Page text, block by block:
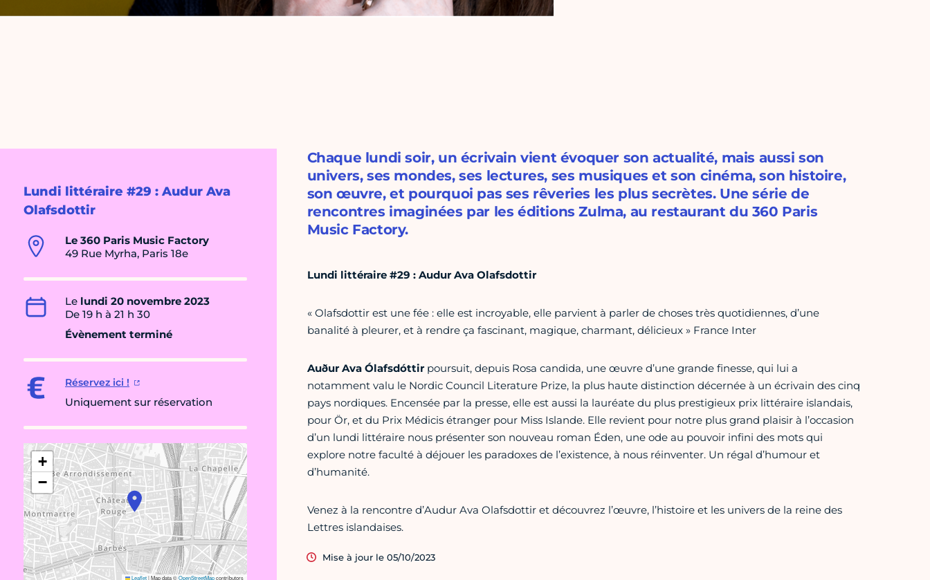
Lundi littéraire #29 : Audur Ava
Olafsdottir
Le 360 Paris Music Factory
49 Rue Myrha, Paris 18e
Le lundi 20 novembre 2023
De 19 h à 21 h 30
Évènement terminé
Réservez ici !
Uniquement sur réservation
+
−
Leaflet|Map data ©OpenStreetMapcontributors
Chaque lundi soir, un écrivain vient évoquer son actualité, mais aussi son
univers, ses mondes, ses lectures, ses musiques et son cinéma, son histoire,
son œuvre, et pourquoi pas ses rêveries les plus secrètes. Une série de
rencontres imaginées par les éditions Zulma, au restaurant du 360 Paris
Music Factory.
Lundi littéraire #29 : Audur Ava Olafsdottir
« Olafsdottir est une fée : elle est incroyable, elle parvient à parler de choses très quotidiennes, d’une
banalité à pleurer, et à rendre ça fascinant, magique, charmant, délicieux » France Inter
Auður Ava Ólafsdóttirpoursuit, depuis Rosa candida, une œuvre d’une grande finesse, qui lui a
notamment valu le Nordic Council Literature Prize, la plus haute distinction décernée à un écrivain des cinq
pays nordiques. Encensée par la presse, elle est aussi la lauréate du plus prestigieux prix littéraire islandais,
pour Ör, et du Prix Médicis étranger pour Miss Islande. Elle revient pour notre plus grand plaisir à l’occasion
d’un lundi littéraire nous présenter son nouveau roman Éden, une ode au pouvoir infini des mots qui
explore notre faculté à déjouer les paradoxes de l’existence, à nous réinventer. Un régal d’humour et
d’humanité.
Venez à la rencontre d’Audur Ava Olafsdottir et découvrez l’œuvre, l’histoire et les univers de la reine des
Lettres islandaises.
Mise à jour le 05/10/2023